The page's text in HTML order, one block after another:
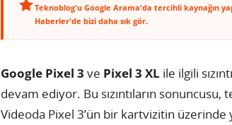
Teknoblog'u Google Arama'da tercihli kaynağın
Haberler'de bizi daha sık gör.
Google Pixel 3 ve Pixel 3 XL ile ilgili
devam ediyor. Bu sızıntıların
Videoda Pixel 3’ün bir kartvizitin